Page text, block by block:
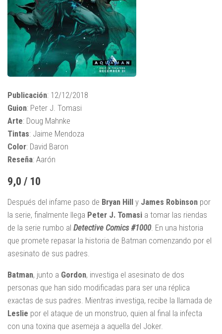
Publicación: 12/12/2018
Guion: Peter J. Tomasi
Arte: Doug Mahnke
Tintas: Jaime Mendoza
Color: David Baron
Reseña: Aarón
9,0 / 10
Después del infame paso de Bryan Hill y James Robinson por
la serie, finalmente llega Peter J. Tomasi a tomar las riendas
de la serie rumbo al Detective Comics #1000. En una historia
que promete repasar la historia de Batman comenzando por el
asesinato de sus padres.
Batman, junto a Gordon, investiga el asesinato de dos
personas que han sido modificadas para ser una réplica
exactas de sus padres. Mientras investiga, recibe la llamada de
Leslie por el ataque de un monstruo, quien al final la infecta
con una toxina que asemeja a aquella del Joker.